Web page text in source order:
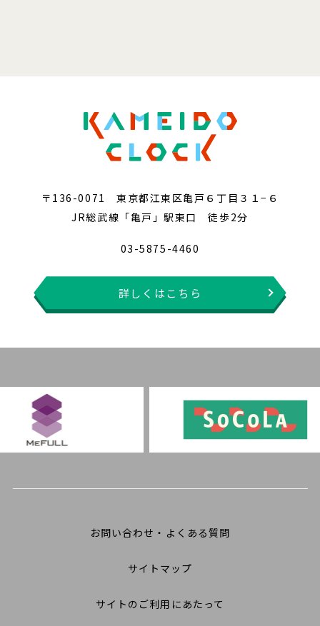
〒136-0071 東京都江東区亀戸６丁目３１−６
JR総武線「亀戸」駅東口 徒歩2分
03-5875-4460
詳しくはこちら
お問い合わせ・よくある質問
サイトマップ
サイトのご利用にあたって